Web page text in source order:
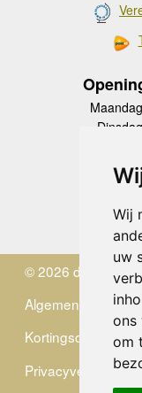
Wij
uw
ons
om
Maandag
Dinsdag
© 2026 de Zwerver
Algemene
Kortingscode
Privacyverklaring